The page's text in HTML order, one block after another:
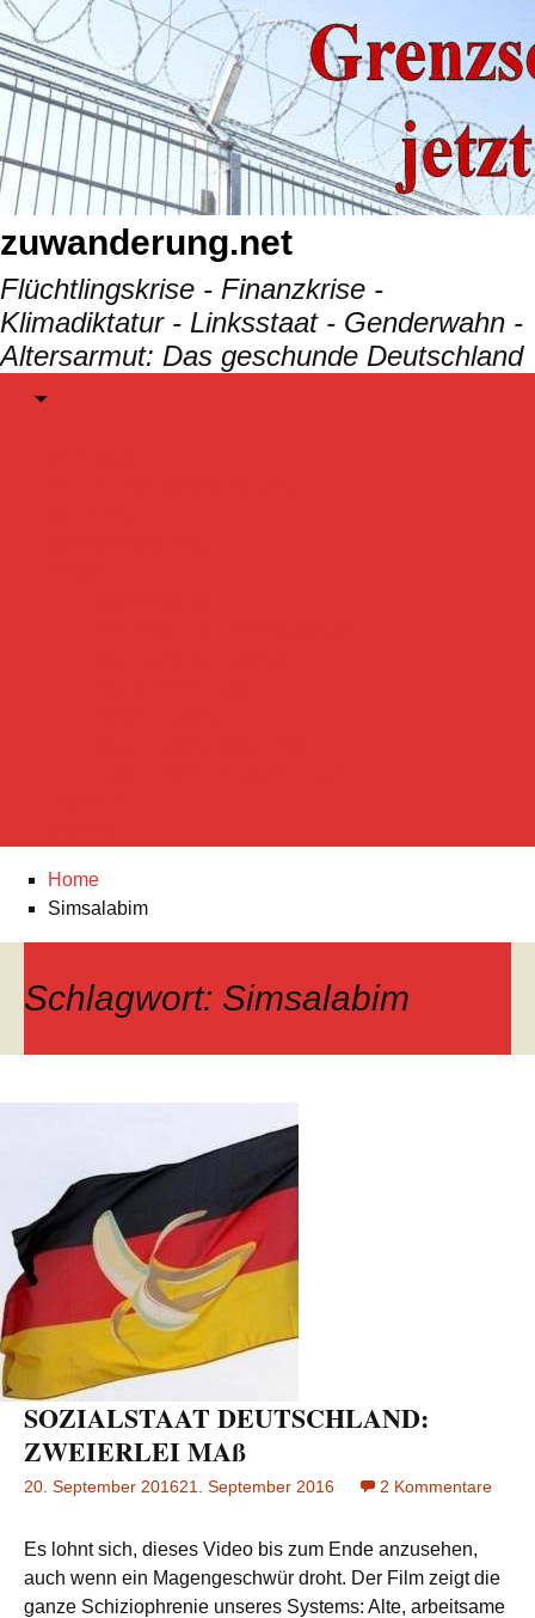
Skip
to
content
zuwanderung.net
Flüchtlingskrise - Finanzkrise -
Klimadiktatur - Linksstaat - Genderwahn -
Altersarmut: Das geschunde Deutschland
Menu
Home
Simsalabim
Schlagwort: Simsalabim
SOZIALSTAAT DEUTSCHLAND:
ZWEIERLEI MAß
20. September 201621. September 2016 2 Kommentare
MAß
Es lohnt sich, dieses Video bis zum Ende anzusehen,
auch wenn ein Magengeschwür droht. Der Film zeigt die
ganze Schiziophrenie unseres Systems: Alte, arbeitsame